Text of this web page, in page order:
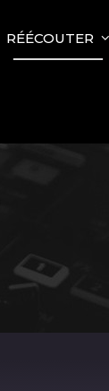
RÉÉCOUTER